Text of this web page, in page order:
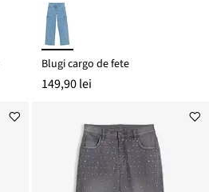
Blugi cargo de fete
149,90 lei